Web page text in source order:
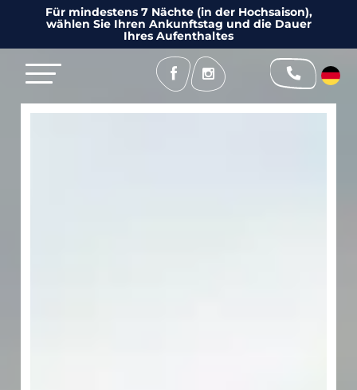
Für mindestens 7 Nächte (in der Hochsaison),
wählen Sie Ihren Ankunftstag und die Dauer
Ihres Aufenthaltes